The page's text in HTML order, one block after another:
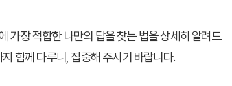
가장 적합한나만의 답을 찾는 법을 상세히 알려드
지 함께 다루니, 집중해 주시기 바랍니다.